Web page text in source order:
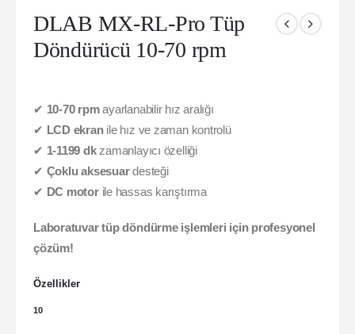
DLAB MX-RL-Pro Tüp
Döndürücü 10-70 rpm
✔ 10-70 rpmayarlanabilir hız aralığı
✔ LCD ekranile hız ve zaman kontrolü
✔ 1-1199 dkzamanlayıcı özelliği
✔ Çoklu aksesuardesteği
✔ DC motorile hassas karıştırma
Laboratuvar tüp döndürme işlemleri için profesyonel
çözüm!
Özellikler
10